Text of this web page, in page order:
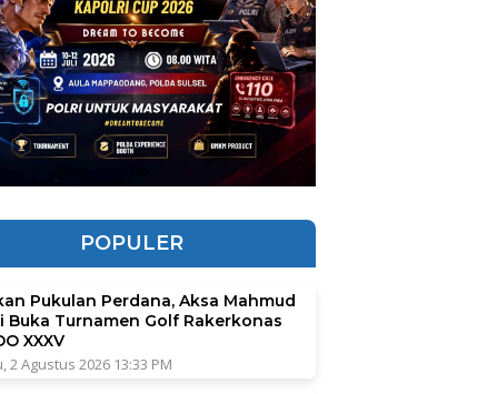
POPULER
Pukulan Perdana, Aksa Mahmud
Buka Turnamen Golf Rakerkonas
XXXV
2 Agustus 2026 13:33 PM